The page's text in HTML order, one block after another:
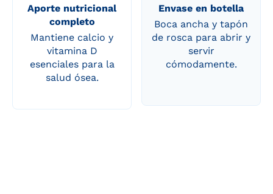
Aporte nutricional
completo
Mantiene calcio y
vitamina D
esenciales para la
salud ósea.
Envase en botella
Boca ancha y tapón
de rosca para abrir y
servir
cómodamente.